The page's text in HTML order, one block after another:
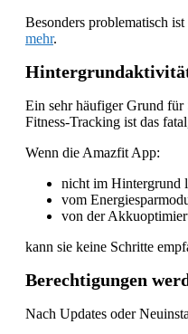
Besonders problematisch
mehr.
Ein sehr häufiger Grund für
Fitness-Tracking ist das
Wenn die Amazfit App:
nicht im Hintergrund
vom
von der
kann sie keine Schritte
Berechtigungen
Nach Updates oder